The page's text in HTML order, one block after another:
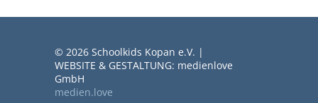
© 2026 Schoolkids Kopan e.V. |
WEBSITE & GESTALTUNG: medienlove
GmbH
medien.love